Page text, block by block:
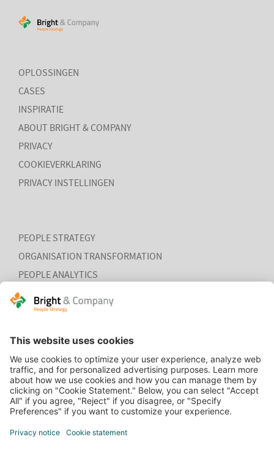
OPLOSSINGEN
CASES
INSPIRATIE
ABOUT BRIGHT & COMPANY
PRIVACY
COOKIEVERKLARING
PRIVACY INSTELLINGEN
PEOPLE STRATEGY
ORGANISATION TRANSFORMATION
PEOPLE ANALYTICS
HR ORGANISATION EFFECTIVENESS
HOME
CONTACT
COOKIEVERKLARING
VACATURES